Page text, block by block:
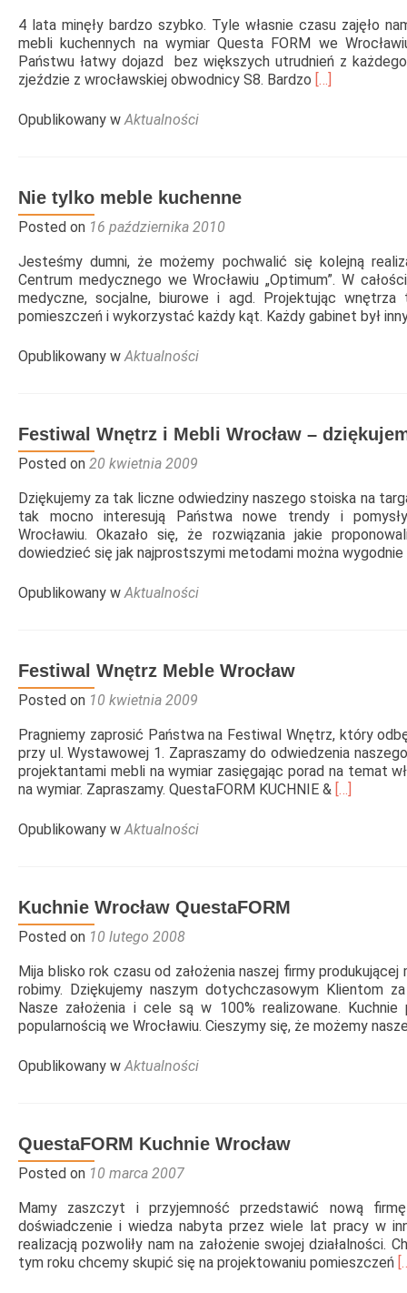
4 lata minęły bardzo szybko. Tyle własnie czasu zajęło
mebli kuchennych na wymiar Questa FORM we
Państwu łatwy dojazd bez większych utrudnień z
zjeździe z wrocławskiej obwodnicy S8. Bardzo Read
[…]
Opublikowany wAktualności
Nie tylko meble kuchenne
Posted on 16 października 2010
Jesteśmy dumni, że możemy pochwalić się kolejną
Centrum medycznego we Wrocławiu „Optimum”. W
medyczne, socjalne, biurowe i agd. Projektując
pomieszczeń i wykorzystać każdy kąt. Każdy gabinet był
Opublikowany wAktualności
Festiwal Wnętrz i Mebli Wrocław –
Posted on 20 kwietnia 2009
Dziękujemy za tak liczne odwiedziny naszego stoiska na
tak mocno interesują Państwa nowe trendy i
Wrocławiu. Okazało się, że rozwiązania jakie
dowiedzieć się jak najprostszymi metodami można
Opublikowany wAktualności
Festiwal Wnętrz Meble Wrocław
Posted on 10 kwietnia 2009
Pragniemy zaprosić Państwa na Festiwal Wnętrz, który
przy ul. Wystawowej 1. Zapraszamy do odwiedzenia
projektantami mebli na wymiar zasięgając porad na temat
na wymiar. Zapraszamy. QuestaFORM KUCHNIE & Read
[…]
Opublikowany wAktualności
Kuchnie Wrocław QuestaFORM
Posted on 10 lutego 2008
Mija blisko rok czasu od założenia naszej firmy
robimy. Dziękujemy naszym dotychczasowym Klientom
Nasze założenia i cele są w 100% realizowane.
popularnością we Wrocławiu. Cieszymy się, że możemy
Opublikowany wAktualności
QuestaFORM Kuchnie Wrocław
Posted on 10 marca 2007
Mamy zaszczyt i przyjemność przedstawić nową
doświadczenie i wiedza nabyta przez wiele lat pracy w
realizacją pozwoliły nam na założenie swojej
tym roku chcemy skupić się na projektowaniu pomieszczeń